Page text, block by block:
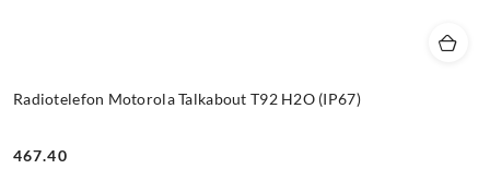
Radiotelefon Motorola Talkabout T92 H2O (IP67)
467.40